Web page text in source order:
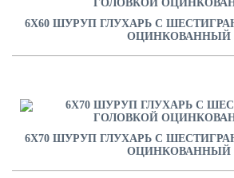
6Х60 ШУРУП ГЛУХАРЬ С
ОЦИНКОВАННЫЙ
6Х70 ШУРУП ГЛУХАРЬ С
ОЦИНКОВАННЫЙ